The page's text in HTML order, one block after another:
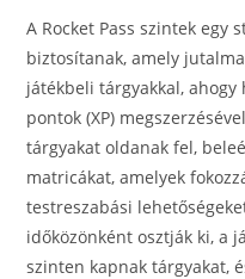
A Rocket Pass szintek
biztosítanak, amely
játékbeli tárgyakkal,
pontok (XP)
tárgyakat oldanak fel,
matricákat, amelyek
testreszabási
időközönként osztják ki, a
szinten kapnak tárgyakat,